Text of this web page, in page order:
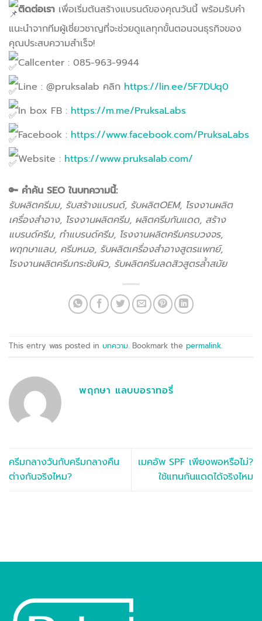
ติดต่อเรา เพื่อเริ่มต้นสร้างแบรนด์ของคุณวันนี้ พร้อมรับคำ
แนะนำจากทีมผู้เชี่ยวชาญที่จะช่วยดูแลทุกขั้นตอนจนธุรกิจของ
คุณประสบความสำเร็จ!
Callcenter : 085-963-9944
Line : @pruksalab คลิก https://lin.ee/5F7DUq0
In box FB : https://m.me/PruksaLabs
Facebook : https://www.facebook.com/PruksaLabs
Website : https://www.pruksalab.com/
🔑 คำค้น SEO ในบทความนี้:
รับผลิตครีมม, รับสร้างแบรนด์, รับผลิตOEM, โรงงานผลิต
เครื่องสำอาง, โรงงานผลิตครีม, ผลิตครีมกันแดด, สร้าง
แบรนด์ครีม, ทำแบรนด์ครีม, โรงงานผลิตครีมครบวงจร,
พฤกษาแลบ, ครีมหมอ, รับผลิตเครื่องสำอางสูตรแพทย์,
โรงงานผลิตครีมกระชับผิว, รับผลิตครีมลดสิวสูตรล้ำสมัย
This entry was posted in บทความ. Bookmark the permalink.
พฤกษา แลบบอราทอรี่
ครีมกลางวันกับครีมกลางคืน
ต่างกันจริงไหม?
เมคอัพ SPF เพียงพอหรือไม่?
ใช้แทนกันแดดได้จริงไหม